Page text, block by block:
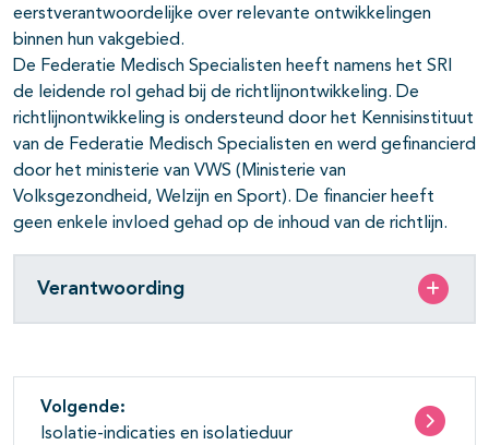
eerstverantwoordelijke over relevante ontwikkelingen
binnen hun vakgebied.
De Federatie Medisch Specialisten heeft namens het SRI
de leidende rol gehad bij de richtlijnontwikkeling. De
richtlijnontwikkeling is ondersteund door het Kennisinstituut
van de Federatie Medisch Specialisten en werd gefinancierd
door het ministerie van VWS (Ministerie van
Volksgezondheid, Welzijn en Sport). De financier heeft
geen enkele invloed gehad op de inhoud van de richtlijn.
Verantwoording
Volgende:
Isolatie-indicaties en isolatieduur